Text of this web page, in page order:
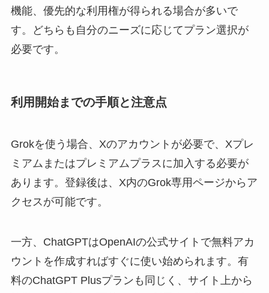
機能、優先的な利用権が得られる場合が多いで
す。どちらも自分のニーズに応じてプラン選択が
必要です。
利用開始までの手順と注意点
Grokを使う場合、Xのアカウントが必要で、Xプレ
ミアムまたはプレミアムプラスに加入する必要が
あります。登録後は、X内のGrok専用ページからア
クセスが可能です。
一方、ChatGPTはOpenAIの公式サイトで無料アカ
ウントを作成すればすぐに使い始められます。有
料のChatGPT Plusプランも同じく、サイト上から